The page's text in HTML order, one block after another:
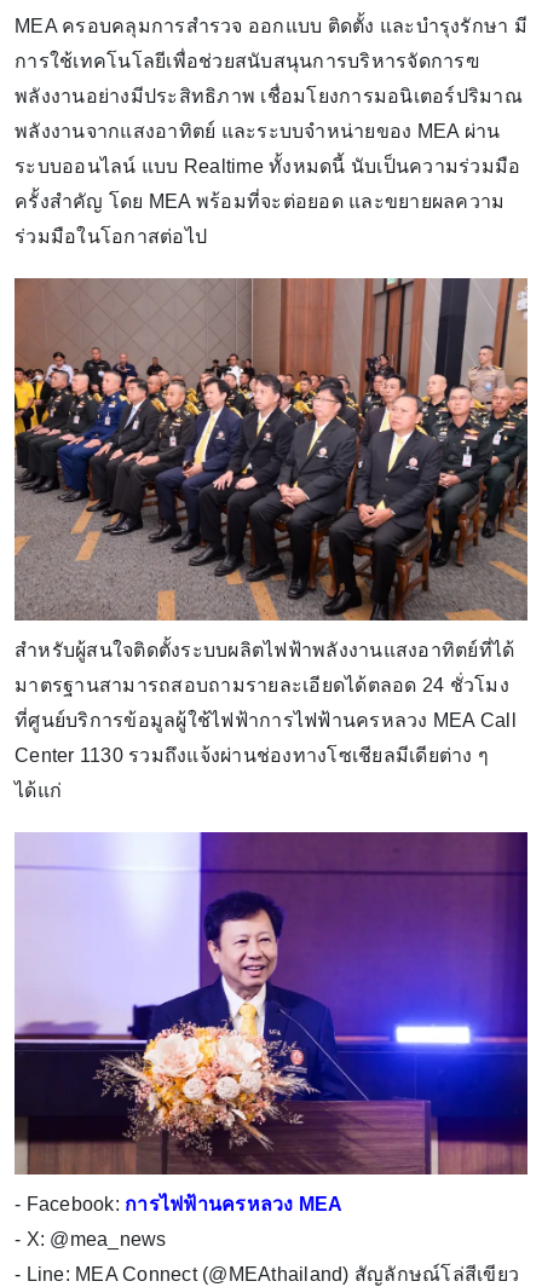
MEA ครอบคลุมการสำรวจ ออกแบบ ติดตั้ง และบำรุงรักษา มี
การใช้เทคโนโลยีเพื่อช่วยสนับสนุนการบริหารจัดการฃ
พลังงานอย่างมีประสิทธิภาพ เชื่อมโยงการมอนิเตอร์ปริมาณ
พลังงานจากแสงอาทิตย์ และระบบจำหน่ายของ MEA ผ่าน
ระบบออนไลน์ แบบ Realtime ทั้งหมดนี้ นับเป็นความร่วมมือ
ครั้งสำคัญ โดย MEA พร้อมที่จะต่อยอด และขยายผลความ
ร่วมมือในโอกาสต่อไป
สำหรับผู้สนใจติดตั้งระบบผลิตไฟฟ้าพลังงานแสงอาทิตย์ที่ได้
มาตรฐานสามารถสอบถามรายละเอียดได้ตลอด 24 ชั่วโมง
ที่ศูนย์บริการข้อมูลผู้ใช้ไฟฟ้าการไฟฟ้านครหลวง MEA Call
Center 1130 รวมถึงแจ้งผ่านช่องทางโซเชียลมีเดียต่าง ๆ
ได้แก่
- Facebook: การไฟฟ้านครหลวง MEA
- X: @mea_news
- Line: MEA Connect (@MEAthailand) สัญลักษณ์โล่สีเขียว